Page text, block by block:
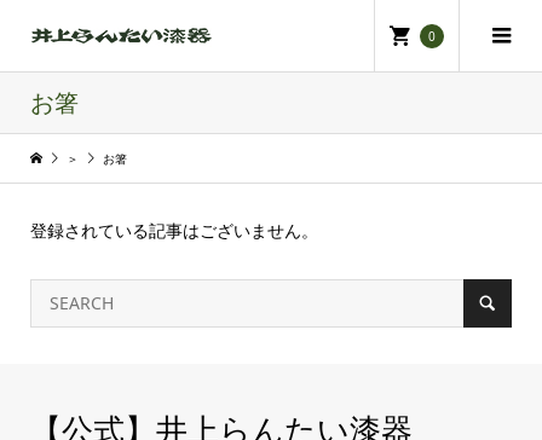
0
お箸
＞ お箸
登録されている記事はございません。
【公式】井上らんたい漆器